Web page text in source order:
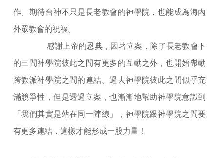
作。期待台神不只是長老教會的神學院，也能成為海內
外眾教會的祝福。
感謝上帝的恩典，因著立案，除了長老教會下
的三間神學院彼此之間有更多的互動之外，也開始帶動
跨教派神學院之間的連結。過去神學院彼此之間似乎充
滿競爭性，但是透過立案，也漸漸地幫助神學院意識到
「我們其實是站在同一陣線」，神學院跟神學院之間要
有更多連結，這樣才能形成一股力量！